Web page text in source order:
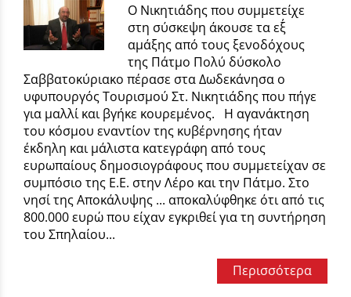
Ο Νικητιάδης που συμμετείχε
στη σύσκεψη άκουσε τα εξ΄
αμάξης από τους ξενοδόχους
της Πάτμο Πολύ δύσκολο
Σαββατοκύριακο πέρασε στα Δωδεκάνησα ο
υφυπουργός Τουρισμού Στ. Νικητιάδης που πήγε
για μαλλί και βγήκε κουρεμένος. Η αγανάκτηση
του κόσμου εναντίον της κυβέρνησης ήταν
έκδηλη και μάλιστα κατεγράφη από τους
ευρωπαίους δημοσιογράφους που συμμετείχαν σε
συμπόσιο της Ε.Ε. στην Λέρο και την Πάτμο. Στο
νησί της Αποκάλυψης ... αποκαλύφθηκε ότι από τις
800.000 ευρώ που είχαν εγκριθεί για τη συντήρηση
του Σπηλαίου...
Περισσότερα